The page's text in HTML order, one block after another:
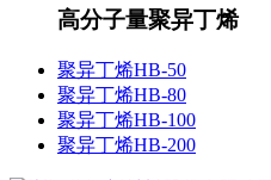
高分子量聚异丁烯
聚异丁烯HB-50
聚异丁烯HB-80
聚异丁烯HB-100
聚异丁烯HB-200